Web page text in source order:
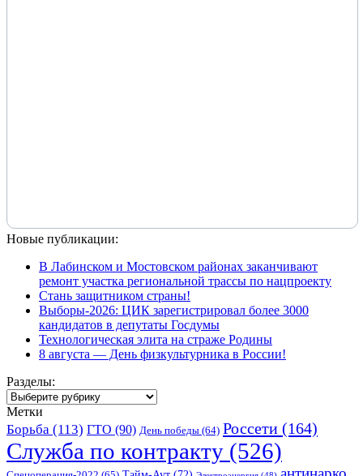
Новые публикации:
В Лабинском и Мостовском районах заканчивают
ремонт участка региональной трассы по нацпроекту
Стань защитником страны!
Выборы-2026: ЦИК зарегистрировал более 3000
кандидатов в депутаты Госдумы
Технологическая элита на страже Родины
8 августа — День физкультурника в России!
Разделы:
Разделы:
Метки
Борьба (113) ГТО (90) День победы (64) Россети (164)
Служба по контракту (526)